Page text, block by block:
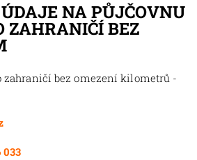
NA PŮJČOVNU
ZAHRANIČÍ BEZ
zahraničí bez omezení kilometrů -
033